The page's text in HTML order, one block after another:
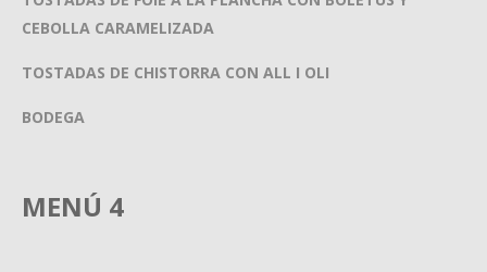
CEBOLLA CARAMELIZADA
TOSTADAS DE CHISTORRA CON ALL I OLI
BODEGA
MENÚ 4